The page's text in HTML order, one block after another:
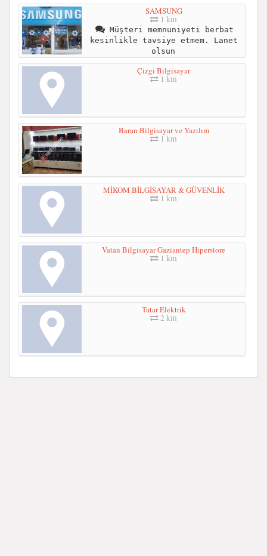
SAMSUNG
1 km
Müşteri memnuniyeti berbat
kesinlikle tavsiye etmem. Lanet
olsun
Çizgi Bilgisayar
1 km
Baran Bilgisayar ve Yazılım
1 km
MİKOM BİLGİSAYAR & GÜVENLİK
1 km
Vatan Bilgisayar Gaziantep Hiperstore
1 km
Tatar Elektrik
2 km